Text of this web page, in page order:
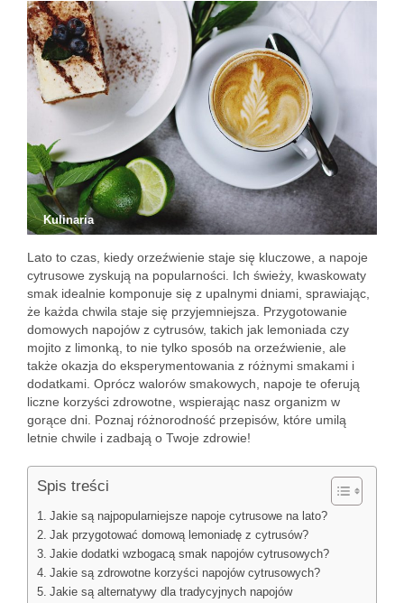
Kulinaria
Lato to czas, kiedy orzeźwienie staje się kluczowe, a napoje
cytrusowe zyskują na popularności. Ich świeży, kwaskowaty
smak idealnie komponuje się z upalnymi dniami, sprawiając,
że każda chwila staje się przyjemniejsza. Przygotowanie
domowych napojów z cytrusów, takich jak lemoniada czy
mojito z limonką, to nie tylko sposób na orzeźwienie, ale
także okazja do eksperymentowania z różnymi smakami i
dodatkami. Oprócz walorów smakowych, napoje te oferują
liczne korzyści zdrowotne, wspierając nasz organizm w
gorące dni. Poznaj różnorodność przepisów, które umilą
letnie chwile i zadbają o Twoje zdrowie!
Spis treści
Jakie są najpopularniejsze napoje cytrusowe na lato?
Jak przygotować domową lemoniadę z cytrusów?
Jakie dodatki wzbogacą smak napojów cytrusowych?
Jakie są zdrowotne korzyści napojów cytrusowych?
Jakie są alternatywy dla tradycyjnych napojów